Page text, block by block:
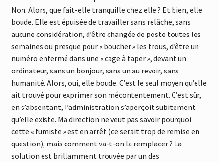
Non. Alors, que fait-elle tranquille chez elle ? Et bien, elle
boude. Elle est épuisée de travailler sans relâche, sans
aucune considération, d’être changée de poste toutes les
semaines ou presque pour « boucher » les trous, d’être un
numéro enfermé dans une « cage à taper », devant un
ordinateur, sans un bonjour, sans un au revoir, sans
humanité. Alors, oui, elle boude. C’est le seul moyen qu’elle
ait trouvé pour exprimer son mécontentement. C’est sûr,
en s’absentant, l’administration s’aperçoit subitement
qu’elle existe. Ma direction ne veut pas savoir pourquoi
cette « fumiste » est en arrêt (ce serait trop de remise en
question), mais comment va-t-on la remplacer ? La
solution est brillamment trouvée par un des